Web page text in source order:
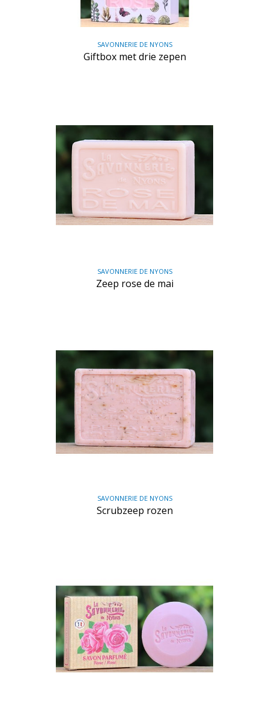
SAVONNERIE DE NYONS
Giftbox met drie zepen
SAVONNERIE DE NYONS
Zeep rose de mai
SAVONNERIE DE NYONS
Scrubzeep rozen